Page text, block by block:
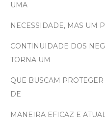
UMA
NECESSIDADE, MAS UM
CONTINUIDADE DOS
TORNA UM
QUE BUSCAM
DE
MANEIRA EFICAZ E